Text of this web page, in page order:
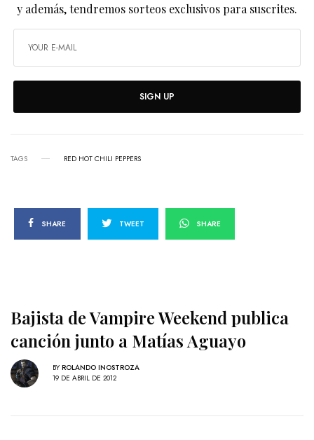
y además, tendremos sorteos exclusivos para suscrites.
SIGN UP
TAGS RED HOT CHILI PEPPERS
SHARE TWEET SHARE
Bajista de Vampire Weekend publica
canción junto a Matías Aguayo
BY ROLANDO INOSTROZA
19 DE ABRIL DE 2012